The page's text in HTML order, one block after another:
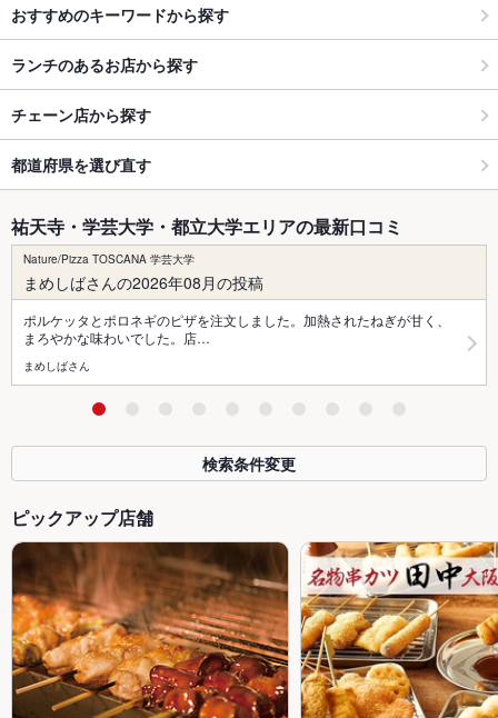
おすすめのキーワードから探す
ランチのあるお店から探す
チェーン店から探す
都道府県を選び直す
祐天寺・学芸大学・都立大学エリアの最新口コミ
Nature/Pizza TOSCANA 学芸大学
まめしばさんの2026年08月の投稿
ポルケッタとポロネギのピザを注文しました。加熱されたねぎが甘く、
まろやかな味わいでした。店…
まめしばさん
検索条件変更
ピックアップ店舗